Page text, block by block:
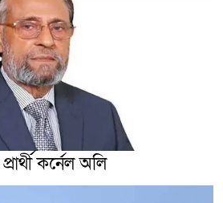
কর্নেল অলি